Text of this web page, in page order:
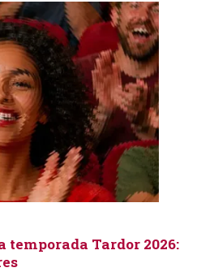
temporada Tardor 2026: